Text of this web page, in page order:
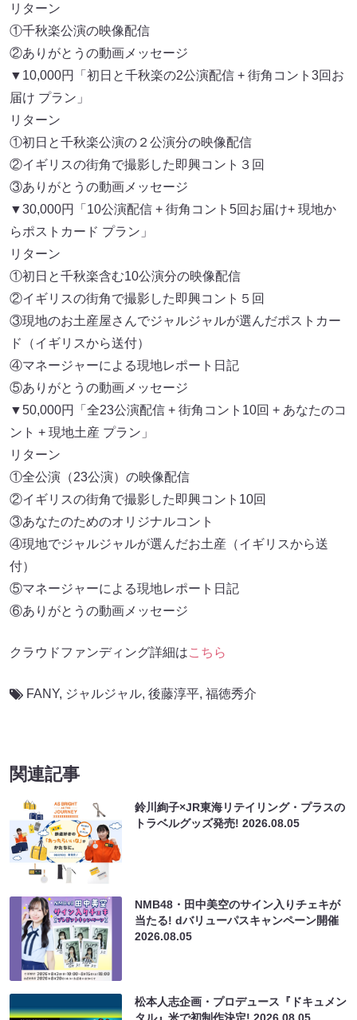
リターン
①千秋楽公演の映像配信
②ありがとうの動画メッセージ
▼10,000円「初日と千秋楽の2公演配信 + 街角コント3回お
届け プラン」
リターン
①初日と千秋楽公演の２公演分の映像配信
②イギリスの街角で撮影した即興コント３回
③ありがとうの動画メッセージ
▼30,000円「10公演配信 + 街角コント5回お届け+ 現地か
らポストカード プラン」
リターン
①初日と千秋楽含む10公演分の映像配信
②イギリスの街角で撮影した即興コント５回
③現地のお土産屋さんでジャルジャルが選んだポストカー
ド（イギリスから送付）
④マネージャーによる現地レポート日記
⑤ありがとうの動画メッセージ
▼50,000円「全23公演配信 + 街角コント10回 + あなたのコ
ント + 現地土産 プラン」
リターン
①全公演（23公演）の映像配信
②イギリスの街角で撮影した即興コント10回
③あなたのためのオリジナルコント
④現地でジャルジャルが選んだお土産（イギリスから送
付）
⑤マネージャーによる現地レポート日記
⑥ありがとうの動画メッセージ
クラウドファンディング詳細はこちら
FANY, ジャルジャル, 後藤淳平, 福徳秀介
関連記事
鈴川絢子×JR東海リテイリング・プラスの
トラベルグッズ発売!2026.08.05
NMB48・田中美空のサイン入りチェキが
当たる! dバリューパスキャンペーン開催
2026.08.05
松本人志企画・プロデュース『ドキュメン